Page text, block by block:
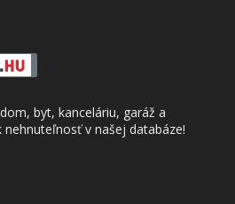
byt, kanceláriu, garáž a
v našej databáze!